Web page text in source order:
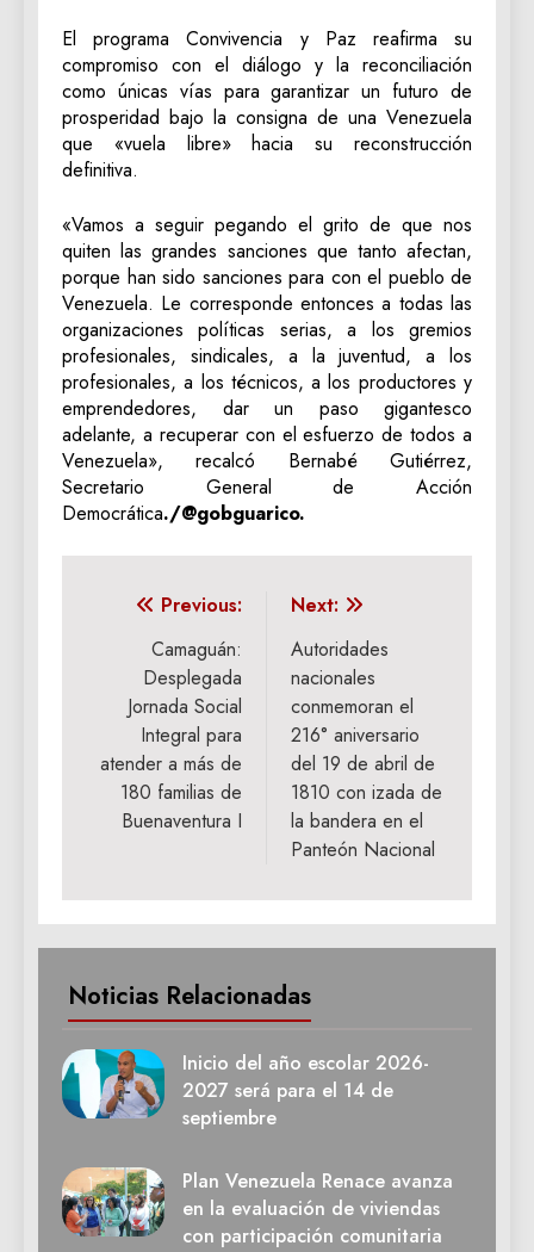
​El programa Convivencia y Paz reafirma su
compromiso con el diálogo y la reconciliación
como únicas vías para garantizar un futuro de
prosperidad bajo la consigna de una Venezuela
que «vuela libre» hacia su reconstrucción
definitiva.
«Vamos a seguir pegando el grito de que nos
quiten las grandes sanciones que tanto afectan,
porque han sido sanciones para con el pueblo de
Venezuela. Le corresponde entonces a todas las
organizaciones políticas serias, a los gremios
profesionales, sindicales, a la juventud, a los
profesionales, a los técnicos, a los productores y
emprendedores, dar un paso gigantesco
adelante, a recuperar con el esfuerzo de todos a
Venezuela», recalcó Bernabé Gutiérrez,
Secretario General de Acción
Democrática./@gobguarico.
Navegación
entradas
Previous:
Camaguán:
‎Desplegada
Jornada Social
Integral para
atender a más de
180 familias de
Buenaventura I
Next:
Autoridades
nacionales
conmemoran el
216° aniversario
del 19 de abril de
1810 con izada de
la bandera en el
Panteón Nacional
Noticias Relacionadas
Inicio del año escolar 2026-
2027 será para el 14 de
septiembre
Plan Venezuela Renace avanza
en la evaluación de viviendas
con participación comunitaria